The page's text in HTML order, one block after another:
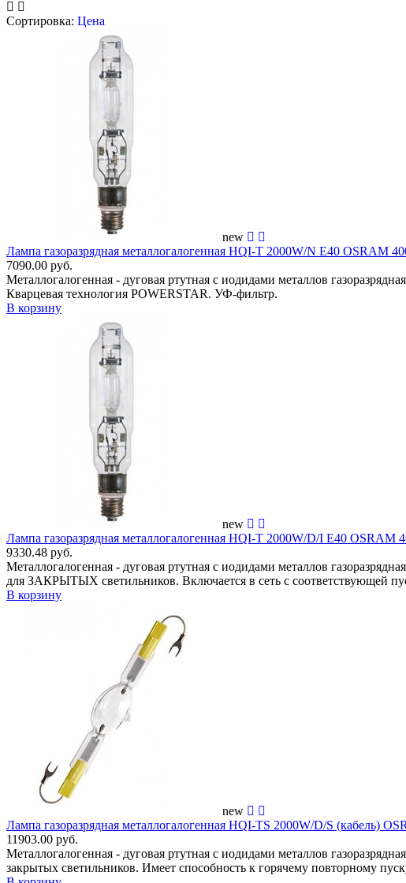
Сортировка: Цена
new
Лампа газоразрядная металлогалогенная HQI-T 2000W/N E40 OSRAM
7090.00 руб.
Металлогалогенная - дуговая ртутная с иодидами металлов
Кварцевая технология POWERSTAR. УФ-фильтр.
В корзину
new
Лампа газоразрядная металлогалогенная HQI-T 2000W/D/I E40 OSRAM
9330.48 руб.
Металлогалогенная - дуговая ртутная с иодидами металлов
для ЗАКРЫТЫХ светильников. Включается в сеть с соответствующей
В корзину
new
Лампа газоразрядная металлогалогенная HQI-TS 2000W/D/S (кабель)
11903.00 руб.
Металлогалогенная - дуговая ртутная с иодидами металлов
закрытых светильников. Имеет способность к горячему повторному